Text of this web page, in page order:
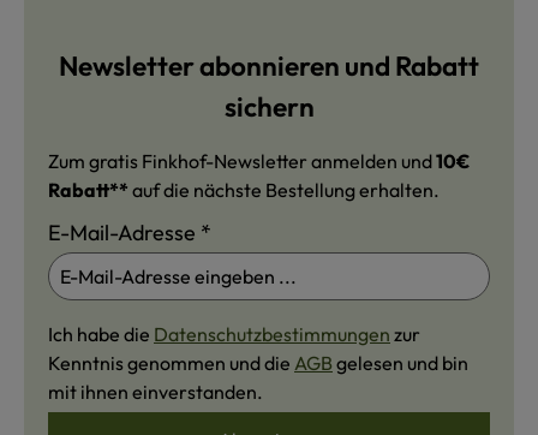
Newsletter abonnieren und Rabatt
sichern
Zum gratis Finkhof-Newsletter anmelden und10€
Rabatt** auf die nächste Bestellung erhalten.
E-Mail-Adresse *
Ich habe die Datenschutzbestimmungen zur
Kenntnis genommen und die AGB gelesen und bin
mit ihnen einverstanden.